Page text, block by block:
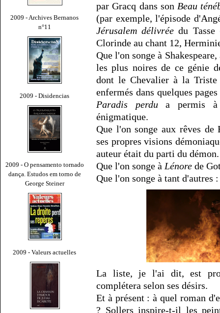
2009 - Archives Bernanos
n°11
2009 - Disidencias
2009 - O pensamento tornado
dança. Estudos em torno de
George Steiner
2009 - Valeurs actuelles
par Gracq dans son Beau
(par exemple, l'épisode
Jérusalem délivrée du
Clorinde au chant 12,
Que l'on songe à
les plus noires de ce génie
dont le Chevalier à la Triste
enfermés dans quelques
Paradis perdua permis à
énigmatique.
Que l'on songe aux rêves
ses propres visions
auteur était du parti du démon.
Que l'on songe à Lénore de
Que l'on songe à tant d'autres
La liste, je l'ai dit, est
complétera selon ses désirs.
Et à présent : à quel roman
? Sollers inspire-t-il les